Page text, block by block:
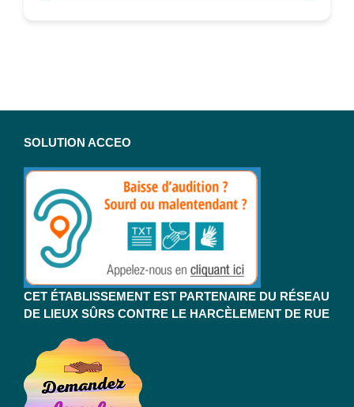
SOLUTION ACCEO
CET ÉTABLISSEMENT EST PARTENAIRE DU RÉSEAU
DE LIEUX SÛRS CONTRE LE HARCÈLEMENT DE RUE